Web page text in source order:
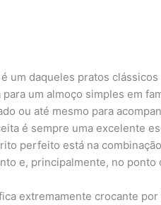
um daqueles pratos clássicos
um almoço simples em
ou até mesmo para
é sempre uma excelente
perfeito está na
e, principalmente, no
extremamente crocante